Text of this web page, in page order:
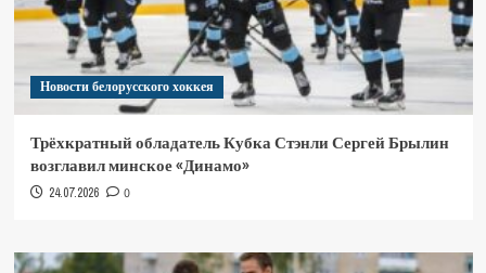
Новости белорусского хоккея
Трёхкратный обладатель Кубка Стэнли Сергей Брылин
возглавил минское «Динамо»
24.07.2026 0